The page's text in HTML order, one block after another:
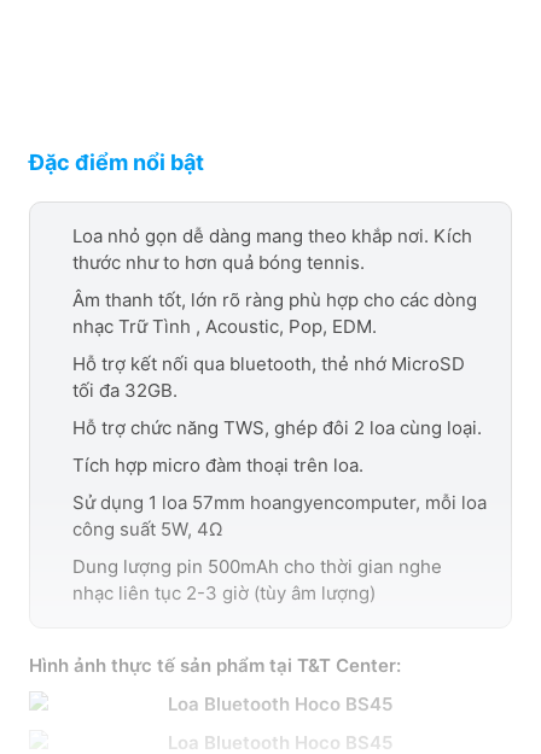
Đặc điểm nổi bật
Loa nhỏ gọn dễ dàng mang theo khắp nơi. Kích
thước như to hơn quả bóng tennis.
Âm thanh tốt, lớn rõ ràng phù hợp cho các dòng
nhạc Trữ Tình , Acoustic, Pop, EDM.
Hỗ trợ kết nối qua bluetooth, thẻ nhớ MicroSD
tối đa 32GB.
Hỗ trợ chức năng TWS, ghép đôi 2 loa cùng loại.
Tích hợp micro đàm thoại trên loa.
Sử dụng 1 loa 57mm hoangyencomputer, mỗi loa
công suất 5W, 4Ω
Dung lượng pin 500mAh cho thời gian nghe
nhạc liên tục 2-3 giờ (tùy âm lượng)
Hình ảnh thực tế sản phẩm tại T&T Center: